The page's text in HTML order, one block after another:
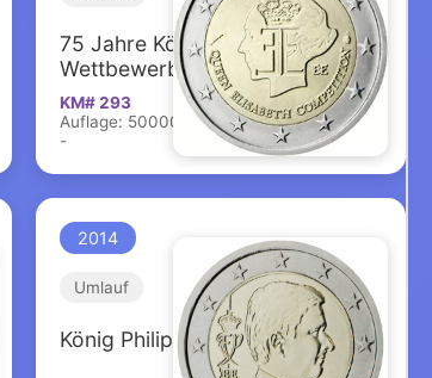
75 Jahre Königin-Elisabeth-
Wettbewerb
KM# 293
Auflage: 5000000
-
2014
Umlauf
König Philippe